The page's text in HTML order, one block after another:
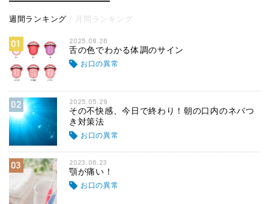
週間ランキング 月間ランキング
01 2025.08.26
舌の色でわかる体調のサイン
お口の異常
02 2025.05.29
その不快感、今日で終わり！朝の口内のネバつ
き対策法
お口の異常
03 2023.06.23
顎が痛い！
お口の異常